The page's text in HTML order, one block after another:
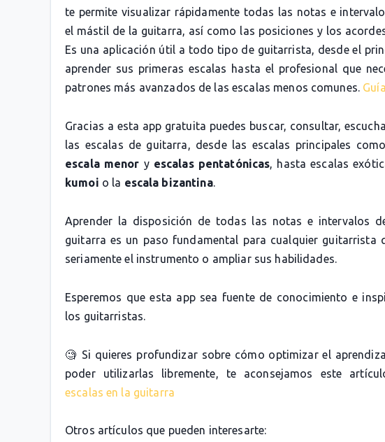
te permite visualizar rápidamente todas las notas e
el mástil de la guitarra, así como las posiciones y los
Es una aplicación útil a todo tipo de guitarrista, desde el
aprender sus primeras escalas hasta el profesional que
patrones más avanzados de las escalas menos comunes.
Gracias a esta app gratuita puedes buscar, consultar,
las escalas de guitarra, desde las escalas principales
escala menor y escalas pentatónicas, hasta escalas
kumoi o la escala bizantina.
Aprender la disposición de todas las notas e intervalos
guitarra es un paso fundamental para cualquier guitarrista
seriamente el instrumento o ampliar sus habilidades.
Esperemos que esta app sea fuente de conocimiento e
los guitarristas.
🧐 Si quieres profundizar sobre cómo optimizar el
poder utilizarlas libremente, te aconsejamos este
escalas en la guitarra
Otros artículos que pueden interesarte: